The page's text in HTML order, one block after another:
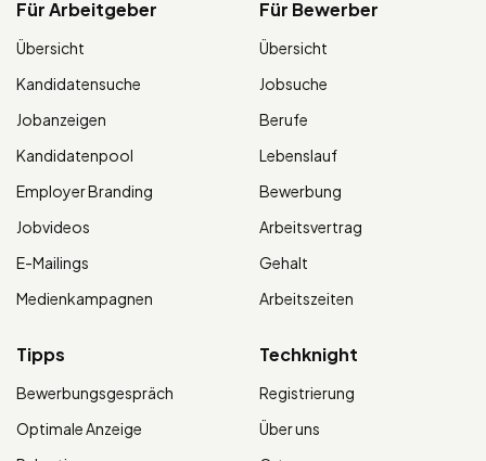
Für Arbeitgeber
Übersicht
Kandidatensuche
Jobanzeigen
Kandidatenpool
Employer Branding
Jobvideos
E-Mailings
Medienkampagnen
Für Bewerber
Übersicht
Jobsuche
Berufe
Lebenslauf
Bewerbung
Arbeitsvertrag
Gehalt
Arbeitszeiten
Tipps
Bewerbungsgespräch
Optimale Anzeige
Techknight
Registrierung
Über uns